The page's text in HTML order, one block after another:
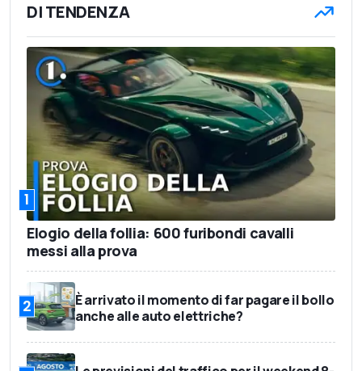
DI TENDENZA
1
Elogio della follia: 600 furibondi cavalli
messi alla prova
2
È arrivato il momento di far pagare il bollo
anche alle auto elettriche?